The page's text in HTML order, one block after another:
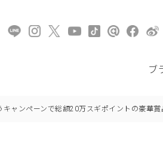
ブ
キャンペーンで総額20万スギポイントの豪華賞